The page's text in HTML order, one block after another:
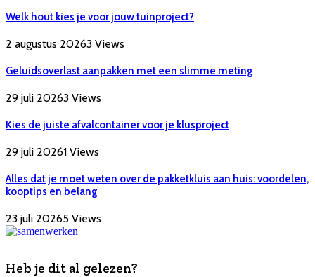
Welk hout kies je voor jouw tuinproject?
2 augustus 20263 Views
Geluidsoverlast aanpakken met een slimme meting
29 juli 20263 Views
Kies de juiste afvalcontainer voor je klusproject
29 juli 20261 Views
Alles dat je moet weten over de pakketkluis aan huis: voordelen,
kooptips en belang
23 juli 20265 Views
Heb je dit al gelezen?